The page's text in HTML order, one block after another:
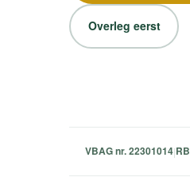
Overleg eerst
VBAG nr. 22301014|